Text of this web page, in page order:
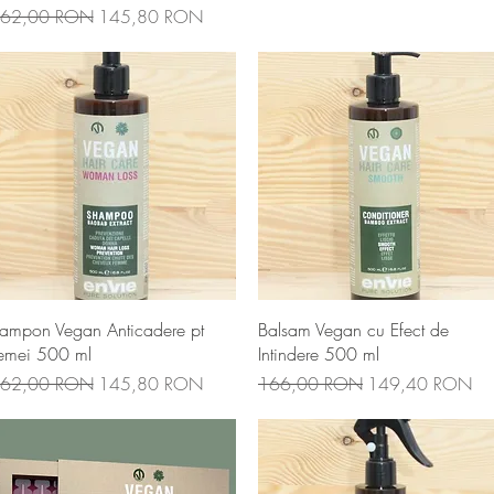
normalRON Preț redus
145,80 RON
Afișare rapidă
Vegan Anticadere pt
500 ml
normalRON Preț redus
145,80 RON
Afișare rapidă
Balsam Vegan cu Efect de
Intindere 500 ml
Preț normal
166,00 RON Preț redus
149,40 RON